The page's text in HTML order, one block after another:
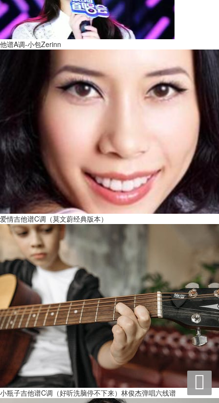
他谱A调-小包Zerinn
爱情吉他谱C调（莫文蔚经典版本）
小瓶子吉他谱C调（好听洗脑停不下来）林俊杰弹唱六线谱 